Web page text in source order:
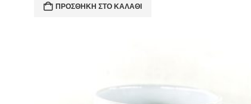
ΠΡΟΣΘΉΚΗ ΣΤΟ ΚΑΛΆΘΙ